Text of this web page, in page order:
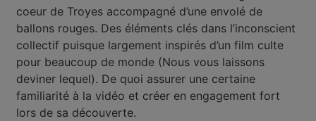
coeur de Troyes accompagné d’une envolé de
ballons rouges. Des éléments clés dans l’inconscient
collectif puisque largement inspirés d’un film culte
pour beaucoup de monde (Nous vous laissons
deviner lequel). De quoi assurer une certaine
familiarité à la vidéo et créer en engagement fort
lors de sa découverte.